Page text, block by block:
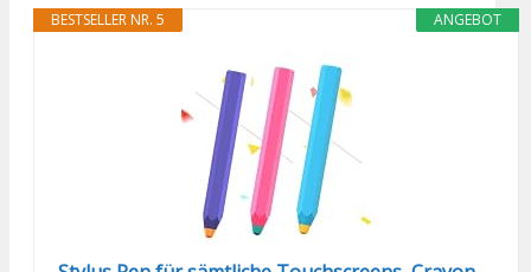
ANGEBOT
BESTSELLER NR. 5